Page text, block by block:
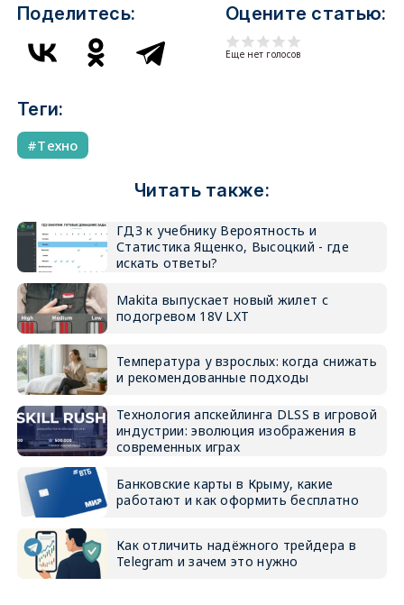
Поделитесь: Оцените статью:
Еще нет голосов
Теги:
Tехно
Читать также:
ГДЗ к учебнику Вероятность и
Статистика Ященко, Высоцкий - где
искать ответы?
Makita выпускает новый жилет с
подогревом 18V LXT
Температура у взрослых: когда снижать
и рекомендованные подходы
Технология апскейлинга DLSS в игровой
индустрии: эволюция изображения в
современных играх
Банковские карты в Крыму, какие
работают и как оформить бесплатно
Как отличить надёжного трейдера в
Telegram и зачем это нужно